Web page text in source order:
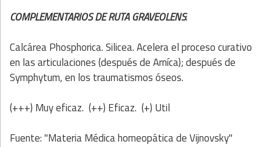
COMPLEMENTARIOS DE RUTA GRAVEOLENS:
Calcárea Phosphorica. Silicea. Acelera el proceso curativo
en las articulaciones (después de Arníca); después de
Symphytum, en los traumatismos óseos.
(+++) Muy eficaz. (++) Eficaz. (+) Util
Fuente: "Materia Médica homeopática de Vijnovsky"